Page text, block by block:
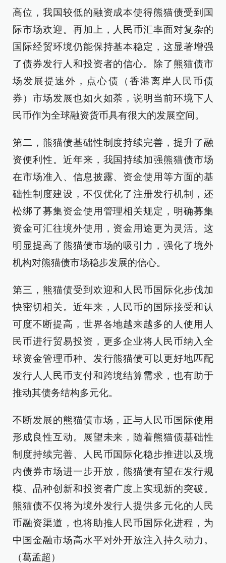
高位，我国较低的融资成本使得熊猫债受到国
际市场欢迎。再加上，人民币汇率面对复杂的
国际经贸环境仍能保持基本稳定，这显著增强
了债券发行人和投资者的信心。除了熊猫债市
场发展提速外，点心债（香港离岸人民币债
券）市场发展也如火如荼，说明当前环境下人
民币作为全球融资货币具有很大的发展空间。
第二，熊猫债基础性制度持续完善，提升了融
资便利性。近年来，我国持续加强熊猫债市场
在市场准入、信息披露、资金使用等方面的基
础性制度建设，不仅优化了注册发行机制，还
松绑了募集资金使用管理相关规定，明确募集
资金可汇往境外使用，资金用途更为灵活。这
明显提高了熊猫债市场的吸引力，强化了境外
机构对熊猫债市场稳步发展的信心。
第三，熊猫债受到欢迎和人民币国际化步伐加
快密切相关。近年来，人民币的国际接受和认
可度不断提高，世界各地越来越多的人使用人
民币进行贸易投资，更多企业将人民币纳入全
球资金管理币种。发行熊猫债可以更好地匹配
发行人人民币支付和跨境结算需求，也有助于
推动其债务结构多元化。
不断发展的熊猫债市场，正与人民币国际使用
形成良性互动。展望未来，随着熊猫债基础性
制度持续完善、人民币国际化稳步推进以及境
内债券市场进一步开放，熊猫债有望在发行规
模、品种创新和投资者广度上实现新的突破。
熊猫债不仅将为境外发行人提供多元化的人民
币融资渠道，也将助推人民币国际化进程，为
中国金融市场高水平对外开放注入持久动力。
（葛孟超）